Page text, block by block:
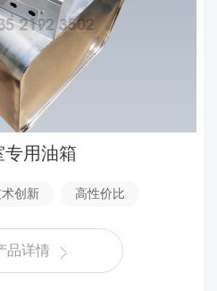
专用油箱
创新 高性价比
品详情